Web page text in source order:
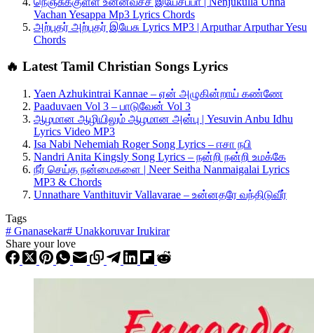
Vachan Yesappa Mp3 Lyrics Chords
அற்புதர் அற்புதர் இயேசு Lyrics MP3 | Arputhar Arputhar Yesu
Chords
🔥 Latest Tamil Christian Songs Lyrics
Yaen Azhukintrai Kannae – ஏன் அழுகின்றாய் கண்ணே
Paaduvaen Vol 3 – பாடுவேன் Vol 3
ஆழமான ஆழியிலும் ஆழமான அன்பு | Yesuvin Anbu Idhu
Lyrics Video MP3
Isa Nabi Nehemiah Roger Song Lyrics – ஈசா நபி
Nandri Anita Kingsly Song Lyrics – நன்றி நன்றி உமக்கே
நீர் செய்த நன்மைகளை | Neer Seitha Nanmaigalai Lyrics
MP3 & Chords
Unnathare Vanthituvir Vallavarae – உன்னதரே வந்திடுவீர்
Tags
# Gnanasekar# Unakkoruvar Irukirar
Share your love